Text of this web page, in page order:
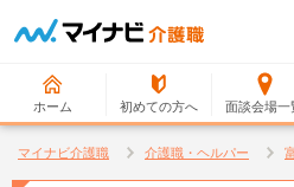
ホーム 初めての方へ 面談会場一
マイナビ介護職 介護職・ヘルパー